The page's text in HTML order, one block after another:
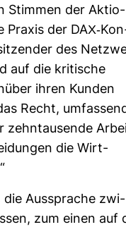
Stimmen der Aktio­
Praxis der DAX-​
des
auf die kri­ti­sche
ihren Kunden
Recht,
zehn­tau­sende
die Wirt­
die Aus­sprache zwi­
zum einen auf